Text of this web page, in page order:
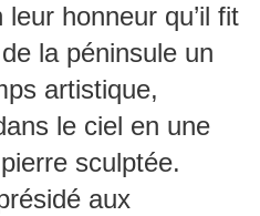
honneur qu’il fit
la péninsule un
artistique,
le ciel en une
sculptée.
aux